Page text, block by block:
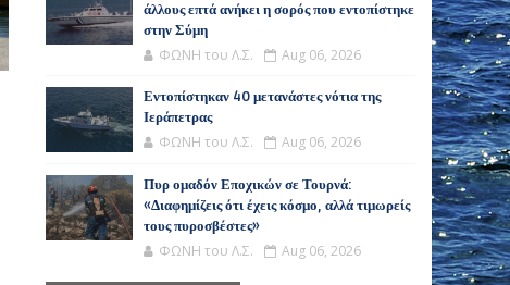
άλλους επτά ανήκει η σορός που εντοπίστηκε
στην Σύμη
ΦΩΝΗ του Λ.Σ. Aug 06, 2026
Εντοπίστηκαν 40 μετανάστες νότια της
Ιεράπετρας
ΦΩΝΗ του Λ.Σ. Aug 06, 2026
Πυρ ομαδόν Εποχικών σε Τουρνά:
«Διαφημίζεις ότι έχεις κόσμο, αλλά τιμωρείς
τους πυροσβέστες»
ΦΩΝΗ του Λ.Σ. Aug 06, 2026